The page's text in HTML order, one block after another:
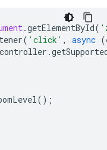
.getElementById(
( 'click' , async (
controller .
();